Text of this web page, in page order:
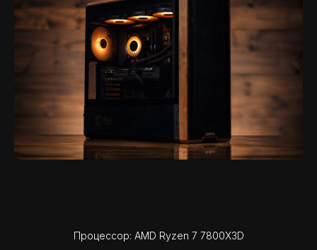
Процессор: AMD Ryzen 7 7800X3D